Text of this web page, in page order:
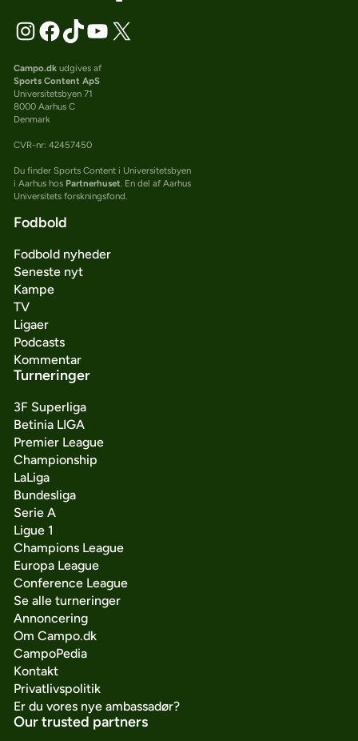
Campo.dkudgives af
Sports Content ApS
Universitetsbyen 71
8000 Aarhus C
Denmark
CVR-nr: 42457450
Du finder Sports Content i Universitetsbyen
i Aarhus hos Partnerhuset. En del af Aarhus
Universitets forskningsfond.
Fodbold
Fodbold nyheder
Seneste nyt
Kampe
TV
Ligaer
Podcasts
Kommentar
Turneringer
3F Superliga
Betinia LIGA
Premier League
Championship
LaLiga
Bundesliga
Serie A
Ligue 1
Champions League
Europa League
Conference League
Se alle turneringer
Annoncering
Om Campo.dk
CampoPedia
Kontakt
Privatlivspolitik
Er du vores nye ambassadør?
Our trusted partners